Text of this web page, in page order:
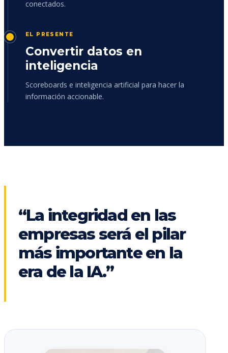
conectados.
EL PRESENTE
Convertir datos en
inteligencia
Scoreboards e inteligencia artificial para hacer la
información accionable.
“La integridad en las
empresas será el pilar
más importante en la
era de la IA.”